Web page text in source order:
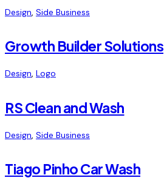
Design, Side Business
Growth Builder Solutions
Design, Logo
RS Clean and Wash
Design Side Business
Tiago Pinho Car Wash